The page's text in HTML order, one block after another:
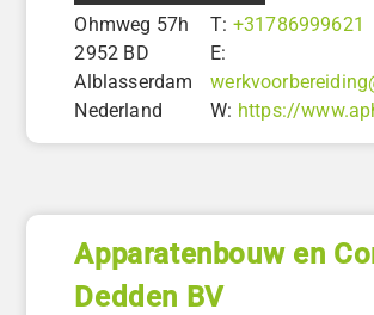
Ohmweg 57h
2952 BD
Alblasserdam
Nederland
T: +31786999621
E:
W: https://
Apparatenbouw en
Dedden BV